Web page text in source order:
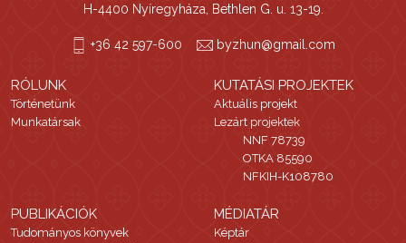
H-4400 Nyíregyháza, Bethlen G. u. 13-19.
+36 42 597-600 byzhun@gmail.com
RÓLUNK
Történetünk
Munkatársak
KUTATÁSI PROJEKTEK
Aktuális projekt
Lezárt projektek
NNF 78739
OTKA 85590
NFKIH-K108780
PUBLIKÁCIÓK
Tudományos könyvek
MÉDIATÁR
Képtár